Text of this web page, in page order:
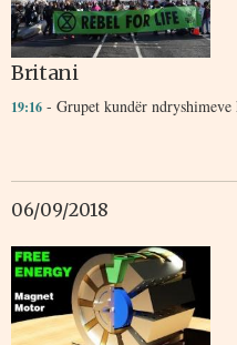
Britani
19:16 - Grupet kundër
06/09/2018